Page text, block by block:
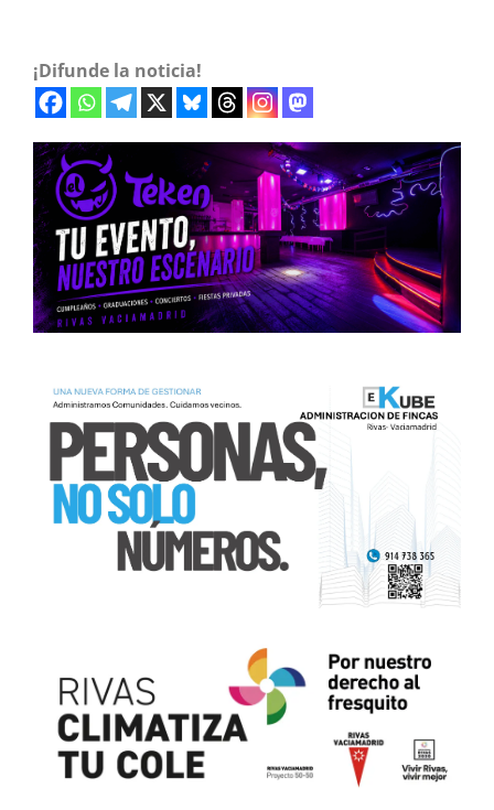
¡Difunde la noticia!